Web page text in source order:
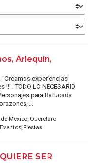
Arlequín,
"Creamos experiencias
TODO LO NECESARIO
para Batucada
...
Mexico, Queretaro
Fiestas
SER